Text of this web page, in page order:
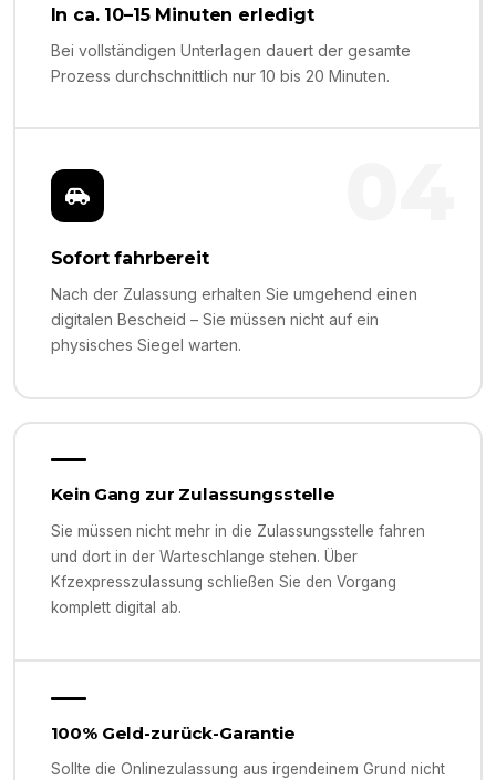
In ca. 10–15 Minuten erledigt
Bei vollständigen Unterlagen dauert der gesamte
Prozess durchschnittlich nur 10 bis 20 Minuten.
Sofort fahrbereit
Nach der Zulassung erhalten Sie umgehend einen
digitalen Bescheid – Sie müssen nicht auf ein
physisches Siegel warten.
Kein Gang zur Zulassungsstelle
Sie müssen nicht mehr in die Zulassungsstelle fahren
und dort in der Warteschlange stehen. Über
Kfzexpresszulassung schließen Sie den Vorgang
komplett digital ab.
100% Geld-zurück-Garantie
Sollte die Onlinezulassung aus irgendeinem Grund nicht